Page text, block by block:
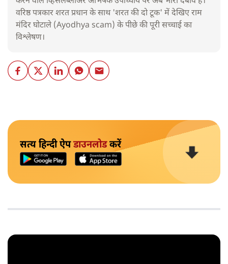
वरिष्ठ पत्रकार शरत प्रधान के साथ 'शरत की दो टूक' में देखिए राम
मंदिर घोटाले (Ayodhya scam) के पीछे की पूरी सच्चाई का
विश्लेषण।
सत्य हिन्दी ऐपडाउनलोडकरें